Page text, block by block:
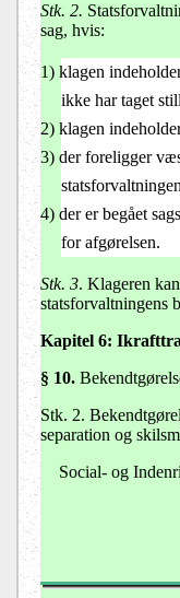
Stk. 2.
sag, hvis:
1) klagen
ikke har taget
2) klagen
3) der foreligger
4) der er begået
for afgørelsen.
Stk. 3. Klageren
statsforvaltningens
Kapitel 6:
§ 10.
Stk. 2.
separation og
Social- og